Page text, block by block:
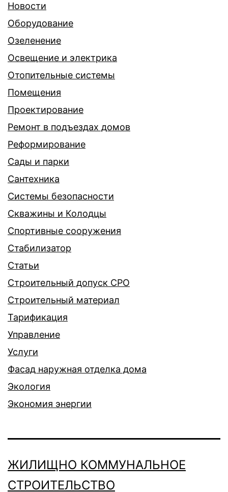
Новости
Оборудование
Озеленение
Освещение и электрика
Отопительные системы
Помещения
Проектирование
Ремонт в подъездах домов
Реформирование
Сады и парки
Сантехника
Системы безопасности
Скважины и Колодцы
Спортивные сооружения
Стабилизатор
Статьи
Строительный допуск СРО
Строительный материал
Тарификация
Управление
Услуги
Фасад наружная отделка дома
Экология
Экономия энергии
ЖИЛИЩНО КОММУНАЛЬНОЕ
СТРОИТЕЛЬСТВО